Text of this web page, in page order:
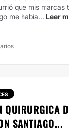
que mis marcas
me había... Leer
QUIRURGICA
SANTIAGO...